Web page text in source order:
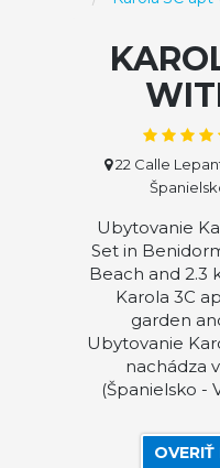
22 Calle
Ubytovanie
Set in
Beach and 2.3
Karola 3C
garden
Ubytovanie
nachádza
(Španielsko -